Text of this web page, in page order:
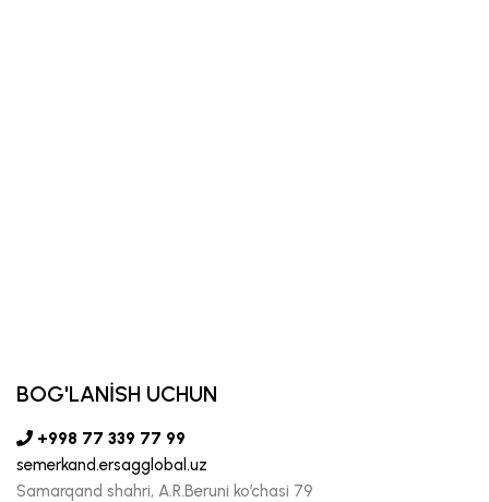
BOG'LANİSH UCHUN
+998 77 339 77 99
semerkand.ersagglobal.uz
Samarqand shahri, A.R.Beruni ko’chasi 79